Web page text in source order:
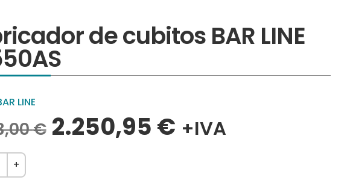
de cubitos BAR LINE
LINE
€ 2.250,95 € +IVA
+